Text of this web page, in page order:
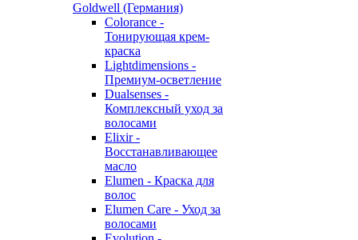
Goldwell (Германия)
Colorance -
Тонирующая крем-
краска
Lightdimensions -
Премиум-осветление
Dualsenses -
Комплексный уход за
волосами
Elixir -
Восстанавливающее
масло
Elumen - Краска для
волос
Elumen Care - Уход за
волосами